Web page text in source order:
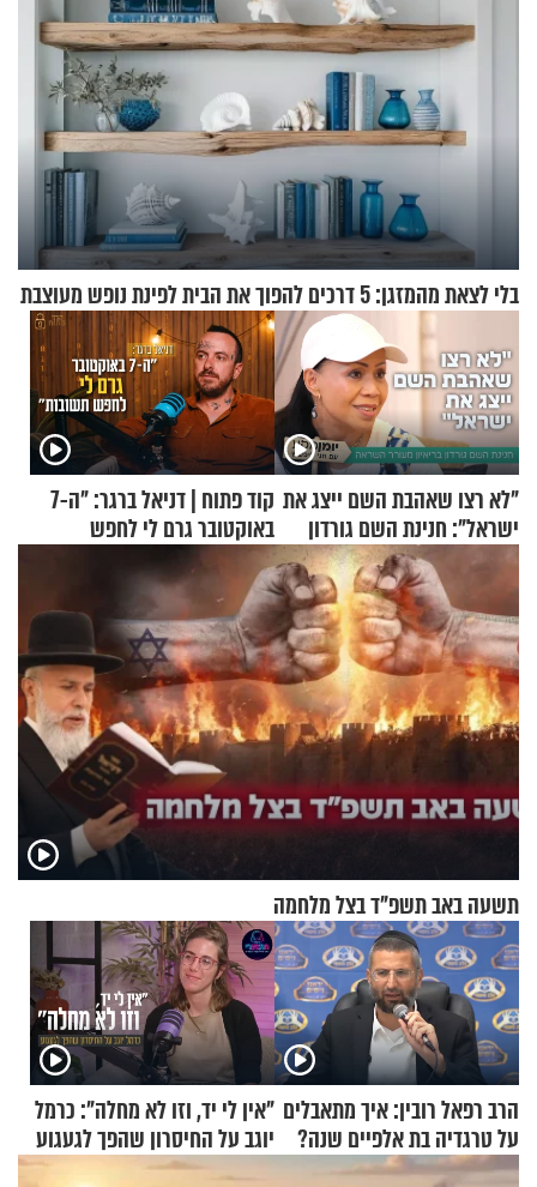
בלי לצאת מהמזגן: 5 דרכים להפוך את הבית לפינת נופש מעוצבת
"לא רצו שאהבת השם ייצג את
ישראל": חנינת השם גורדון
בריאיון מעורר השראה
קוד פתוח | דניאל ברגר: "ה-7
באוקטובר גרם לי לחפש
תשובות"
תשעה באב תשפ"ד בצל מלחמה
הרב רפאל רובין: איך מתאבלים
על טרגדיה בת אלפיים שנה?
"אין לי יד, וזו לא מחלה": כרמל
יוגב על החיסרון שהפך לגעגוע